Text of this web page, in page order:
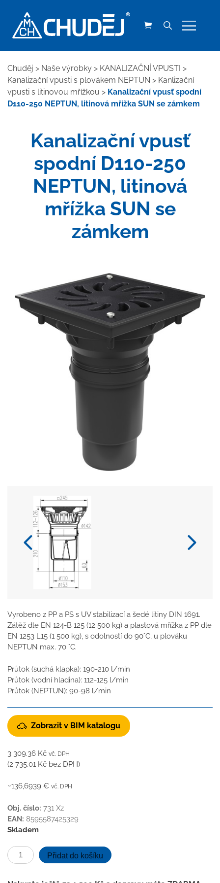
Chuděj > Naše výrobky > KANALIZAČNÍ VPUSTI >
Kanalizační vpusti s plovákem NEPTUN > Kanlizační
vpusti s litinovou mřížkou > Kanalizační vpusť spodní
D110-250 NEPTUN, litinová mřížka SUN se zámkem
Kanalizační vpusť
spodní D110-250
NEPTUN, litinová
mřížka SUN se
zámkem
Vyrobeno z PP a PS s UV stabilizací a šedé litiny DIN 1691.
Zátěž dle EN 124-B 125 (12 500 kg) a plastová mřížka z PP dle
EN 1253 L15 (1 500 kg), s odolností do 90°C, u plováku
NEPTUN max. 70 °C.
Průtok (suchá klapka): 190-210 l/min
Průtok (vodní hladina): 112-125 l/min
Průtok (NEPTUN): 90-98 l/min
Zobrazit v BIM katalogu
3 309.36 Kč vč. DPH
(2 735.01 Kč bez DPH)
~136,6939 € vč. DPH
Obj. číslo: 731 Xz
EAN: 8595587425329
Skladem
Kanalizační
vpusť
Přidat do košíku